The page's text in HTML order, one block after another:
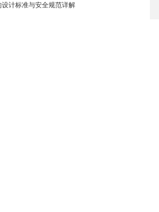
设计标准与安全规范详解